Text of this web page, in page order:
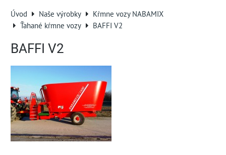
Úvod Naše výrobky
Kŕmne vozy NABAMIX
Ťahané kŕmne vozy
BAFFI V2
BAFFI V2